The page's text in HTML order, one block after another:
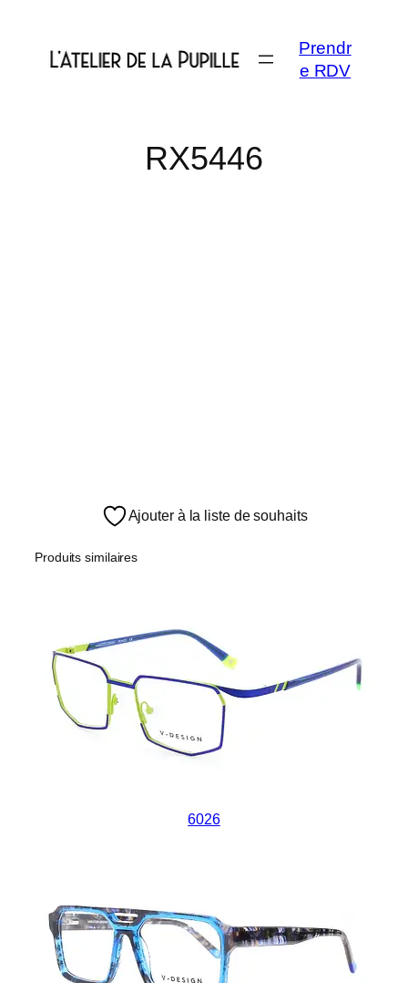
contenu
Prendr
e RDV
RX5446
Ajouter à la liste de souhaits
Produits similaires
6026